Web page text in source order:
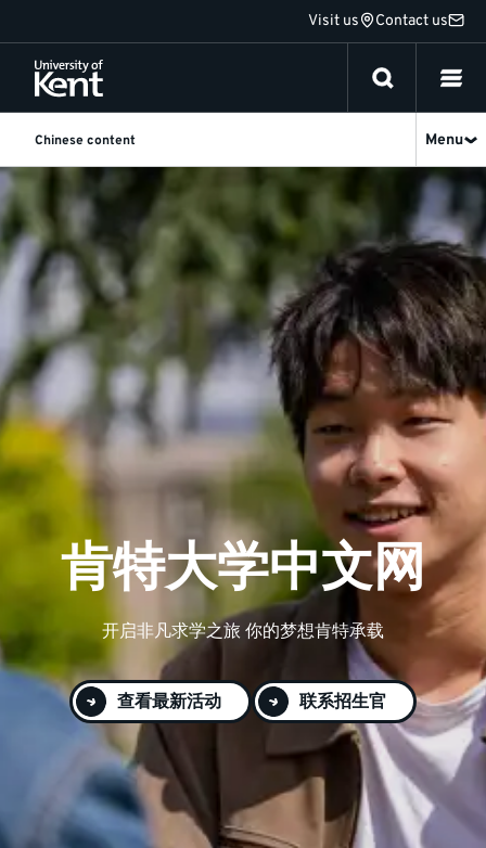
to
content
Visit us Contact us
Chinese content Menu
肯
特
大
学
中
文
官
网
肯特大学中文网
开启非凡求学之旅 你的梦想肯特承载
查看最新活动 联系招生官